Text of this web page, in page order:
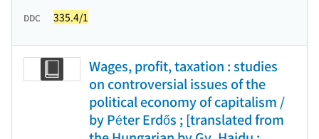
DDC 335.4/1
Wages, profit, taxation : studies
on controversial issues of the
political economy of capitalism /
by Péter Erdős ; [translated from